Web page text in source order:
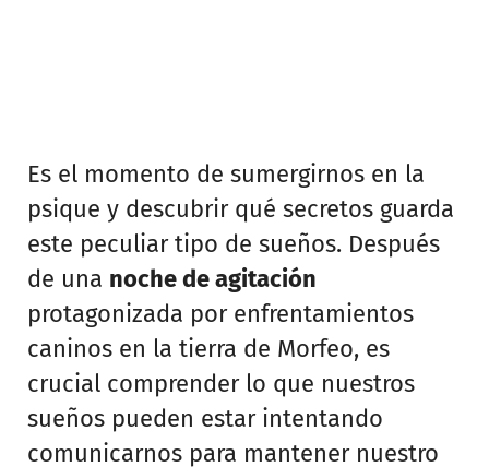
Es el momento de sumergirnos en la
psique y descubrir qué secretos guarda
este peculiar tipo de sueños. Después
de una noche de agitación
protagonizada por enfrentamientos
caninos en la tierra de Morfeo, es
crucial comprender lo que nuestros
sueños pueden estar intentando
comunicarnos para mantener nuestro